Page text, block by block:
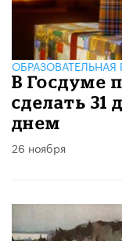
В Госдуме
сделать 31
днем
26 ноября